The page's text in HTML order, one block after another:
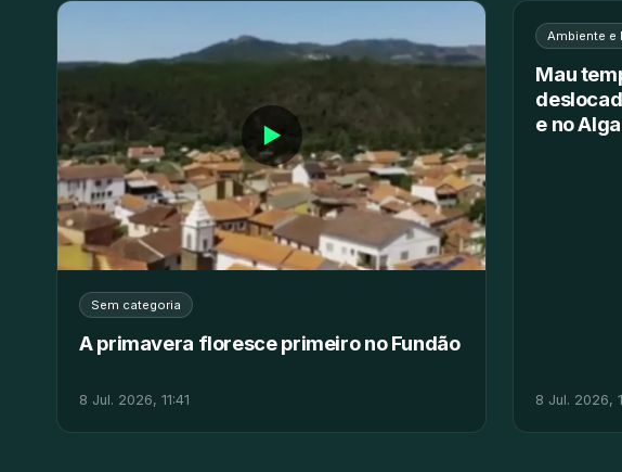
▶
Sem categoria
A primavera floresce primeiro no Fundão
8 Jul. 2026, 11:41
Ambiente e
Mau
e no
8 Jul. 2026,